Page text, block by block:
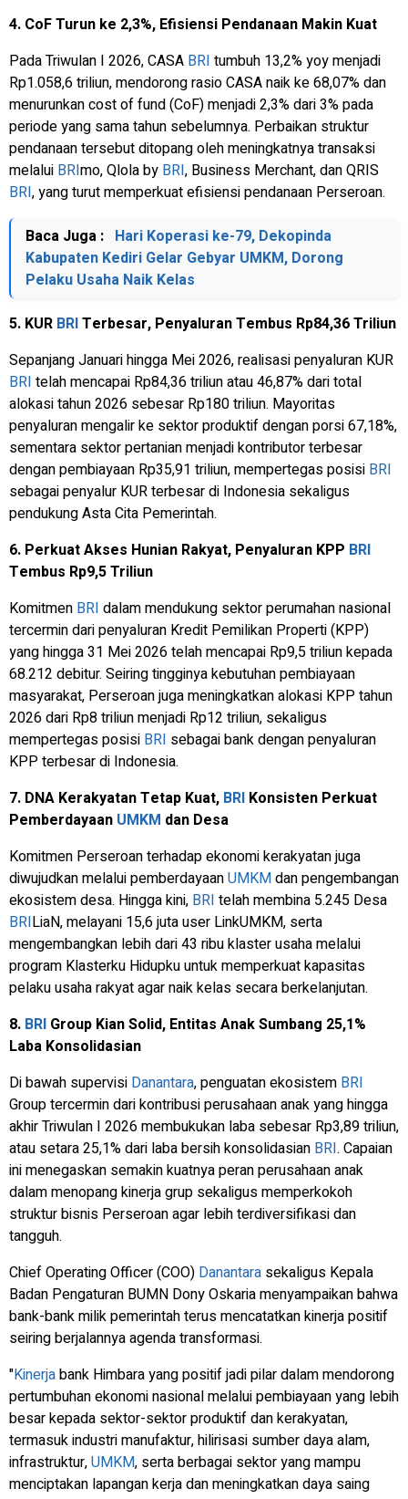
4. CoF Turun ke 2,3%, Efisiensi Pendanaan Makin Kuat
Pada Triwulan I 2026, CASA BRI tumbuh 13,2% yoy menjadi
Rp1.058,6 triliun, mendorong rasio CASA naik ke 68,07% dan
menurunkancost of fund(CoF) menjadi 2,3% dari 3% pada
periode yang sama tahun sebelumnya. Perbaikan struktur
pendanaan tersebut ditopang oleh meningkatnya transaksi
melalui BRImo, Qlola by BRI, Business Merchant,dan QRIS
BRI, yang turut memperkuat efisiensi pendanaan Perseroan.
Baca Juga : Hari Koperasi ke-79, Dekopinda
Kabupaten Kediri Gelar Gebyar UMKM, Dorong
Pelaku Usaha Naik Kelas
5. KUR BRITerbesar, Penyaluran Tembus Rp84,36 Triliun
Sepanjang Januari hingga Mei 2026, realisasi penyaluran KUR
BRI telah mencapai Rp84,36 triliun atau 46,87% dari total
alokasi tahun 2026 sebesar Rp180 triliun. Mayoritas
penyaluran mengalir ke sektor produktif dengan porsi 67,18%,
sementara sektor pertanian menjadi kontributor terbesar
dengan pembiayaan Rp35,91 triliun, mempertegas posisi BRI
sebagai penyalur KUR terbesar di Indonesia sekaligus
pendukung Asta Cita Pemerintah.
6. Perkuat Akses Hunian Rakyat, Penyaluran KPP BRI
Tembus Rp9,5 Triliun
Komitmen BRI dalam mendukung sektor perumahan nasional
tercermin dari penyaluran Kredit Pemilikan Properti (KPP)
yang hingga 31 Mei 2026 telah mencapai Rp9,5 triliun kepada
68.212 debitur. Seiring tingginya kebutuhan pembiayaan
masyarakat, Perseroan juga meningkatkan alokasi KPP tahun
2026 dari Rp8 triliun menjadi Rp12 triliun, sekaligus
mempertegas posisi BRI sebagai bank dengan penyaluran
KPP terbesar di Indonesia.
7. DNA Kerakyatan Tetap Kuat, BRI Konsisten Perkuat
Pemberdayaan UMKM dan Desa
Komitmen Perseroan terhadap ekonomi kerakyatan juga
diwujudkan melalui pemberdayaanUMKMdan pengembangan
ekosistem desa. Hingga kini, BRI telah membina 5.245 Desa
BRILiaN, melayani 15,6 juta user LinkUMKM, serta
mengembangkan lebih dari 43 ribu klaster usaha melalui
program Klasterku Hidupku untuk memperkuat kapasitas
pelaku usaha rakyat agar naik kelas secara berkelanjutan.
8. BRI Group Kian Solid, Entitas Anak Sumbang 25,1%
Laba Konsolidasian
Di bawah supervisi Danantara, penguatan ekosistem BRI
Group tercermin dari kontribusi perusahaan anak yang hingga
akhir Triwulan I 2026 membukukan laba sebesar Rp3,89 triliun,
atau setara 25,1% dari laba bersih konsolidasian BRI. Capaian
ini menegaskan semakin kuatnya peran perusahaan anak
dalam menopang kinerja grup sekaligus memperkokoh
struktur bisnis Perseroan agar lebih terdiversifikasi dan
tangguh.
Chief Operating Officer(COO) Danantara sekaligus Kepala
Badan Pengaturan BUMN Dony Oskaria menyampaikan bahwa
bank-bank milik pemerintah terus mencatatkan kinerja positif
seiring berjalannya agenda transformasi.
"Kinerjabank Himbara yang positif jadi pilar dalam mendorong
pertumbuhan ekonomi nasional melalui pembiayaan yang lebih
besar kepada sektor-sektor produktif dan kerakyatan,
termasuk industri manufaktur, hilirisasi sumber daya alam,
infrastruktur,UMKM, serta berbagai sektor yang mampu
menciptakan lapangan kerja dan meningkatkan daya saing